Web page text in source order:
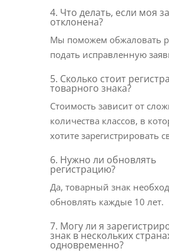
4. Что делать, если моя
отклонена?
Мы поможем обжаловать
подать исправленную
5. Сколько стоит
товарного знака?
Стоимость зависит от
количества классов, в
хотите зарегистрировать
6. Нужно ли обновлять
регистрацию?
Да, товарный знак
обновлять каждые 10 лет.
7. Могу ли я
знак в нескольких
одновременно?